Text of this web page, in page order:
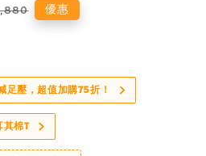
優惠
足壓，超值加購75折！
其棉T